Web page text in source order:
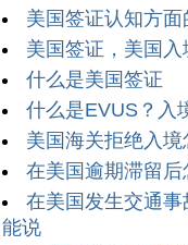
美国签证认知方面
美国签证，美国
什么是美国签证
什么是EVUS？入
美国海关拒绝入境
在美国逾期滞留后
在美国发生交通
能说